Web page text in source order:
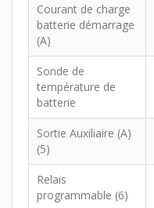
Courant de charge
batterie démarrage
(A)
Sonde de
température de
batterie
Sortie Auxiliaire (A)
(5)
Relais
programmable (6)